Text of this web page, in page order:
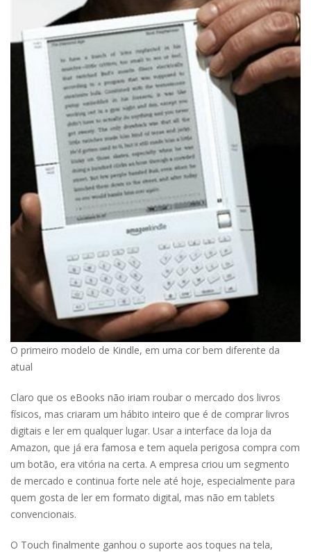
O primeiro modelo de Kindle, em uma cor bem diferente da
atual
Claro que os eBooks não iriam roubar o mercado dos livros
físicos, mas criaram um hábito inteiro que é de comprar livros
digitais e ler em qualquer lugar. Usar a interface da loja da
Amazon, que já era famosa e tem aquela perigosa compra com
um botão, era vitória na certa. A empresa criou um segmento
de mercado e continua forte nele até hoje, especialmente para
quem gosta de ler em formato digital, mas não em tablets
convencionais.
O Touch finalmente ganhou o suporte aos toques na tela,